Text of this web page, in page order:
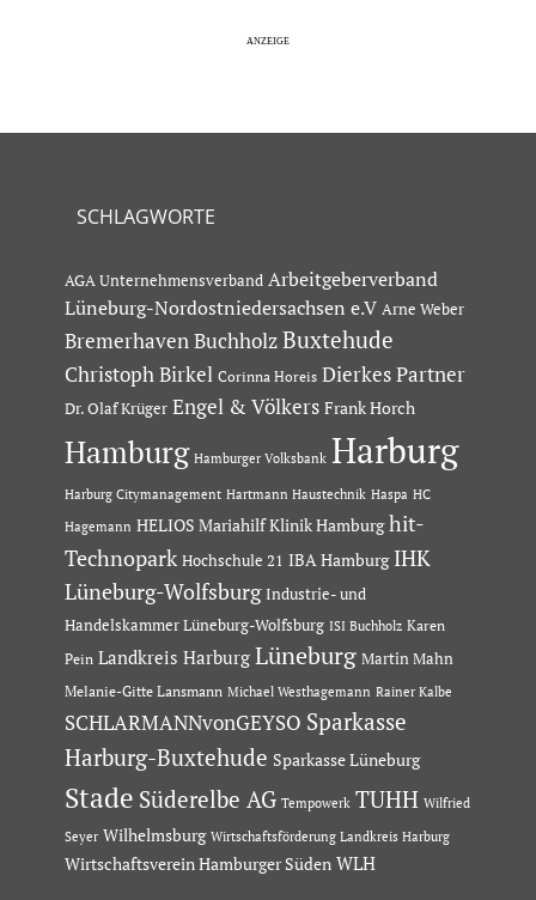
SCHLAGWORTE
AGA Unternehmensverband Arbeitgeberverband
Lüneburg-Nordostniedersachsen e.V Arne Weber
Bremerhaven Buchholz Buxtehude
Christoph Birkel Corinna Horeis Dierkes Partner
Dr. Olaf Krüger Engel & Völkers Frank Horch
Hamburg Hamburger Volksbank Harburg
Harburg Citymanagement Hartmann Haustechnik Haspa HC
Hagemann HELIOS Mariahilf Klinik Hamburg hit-
Technopark Hochschule 21 IBA Hamburg IHK
Lüneburg-Wolfsburg Industrie- und
Handelskammer Lüneburg-Wolfsburg ISI Buchholz Karen
Pein Landkreis Harburg Lüneburg Martin Mahn
Melanie-Gitte Lansmann Michael Westhagemann Rainer Kalbe
SCHLARMANNvonGEYSO Sparkasse
Harburg-Buxtehude Sparkasse Lüneburg
Stade Süderelbe AG Tempowerk TUHH Wilfried
Seyer Wilhelmsburg Wirtschaftsförderung Landkreis Harburg
Wirtschaftsverein Hamburger Süden WLH